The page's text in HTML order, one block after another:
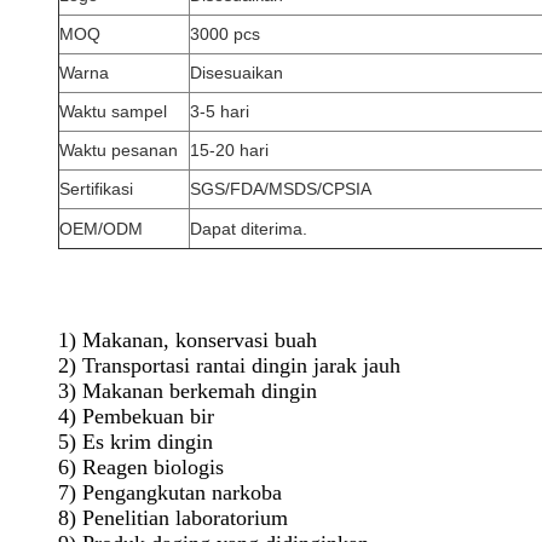
MOQ
3000 pcs
Warna
Disesuaikan
Waktu sampel
3-5 hari
Waktu pesanan
15-20 hari
Sertifikasi
SGS/FDA/MSDS/CPSIA
OEM/ODM Dapat diterima.
1) Makanan, konservasi buah
2) Transportasi rantai dingin jarak jauh
3) Makanan berkemah dingin
4) Pembekuan bir
5) Es krim dingin
6) Reagen biologis
7) Pengangkutan narkoba
8) Penelitian laboratorium